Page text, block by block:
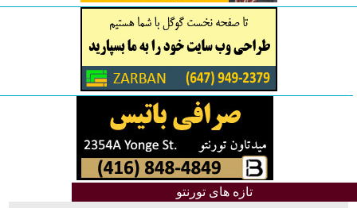
تازه های تورنتو